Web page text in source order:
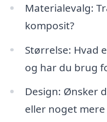
Materialevalg:
komposit?
Størrelse: Hvad
og har du brug
Design: Ønsker
eller noget